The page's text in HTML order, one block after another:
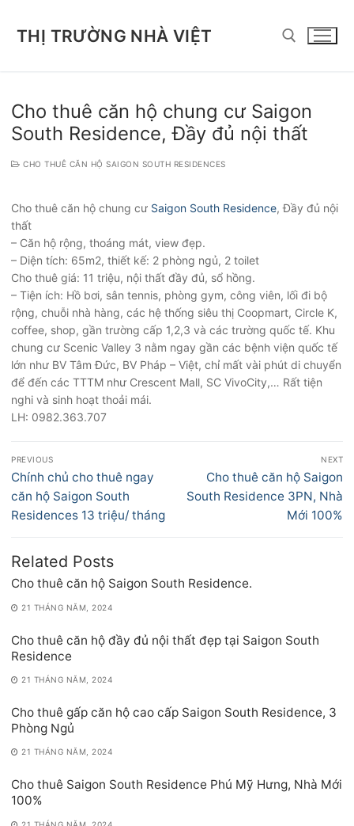
THỊ TRƯỜNG NHÀ VIỆT
Cho thuê căn hộ chung cư Saigon
South Residence, Đầy đủ nội thất
CHO THUÊ CĂN HỘ SAIGON SOUTH RESIDENCES
Cho thuê căn hộ chung cư Saigon South Residence, Đầy đủ nội
thất
– Căn hộ rộng, thoáng mát, view đẹp.
– Diện tích: 65m2, thiết kế: 2 phòng ngủ, 2 toilet
Cho thuê giá: 11 triệu, nội thất đầy đủ, sổ hồng.
– Tiện ích: Hồ bơi, sân tennis, phòng gym, công viên, lối đi bộ
rộng, chuỗi nhà hàng, các hệ thống siêu thị Coopmart, Circle K,
coffee, shop, gần trường cấp 1,2,3 và các trường quốc tế. Khu
chung cư Scenic Valley 3 nằm ngay gần các bệnh viện quốc tế
lớn như BV Tâm Đức, BV Pháp – Việt, chỉ mất vài phút di chuyển
để đến các TTTM như Crescent Mall, SC VivoCity,… Rất tiện
nghi và sinh hoạt thoải mái.
LH: 0982.363.707
Điều
hướng
bài
viết
PREVIOUS
Previous
post:
Chính chủ cho thuê ngay
căn hộ Saigon South
Residences 13 triệu/ tháng
NEXT
Next
post:
Cho thuê căn hộ Saigon
South Residence 3PN, Nhà
Mới 100%
Related Posts
Cho thuê căn hộ Saigon South Residence.
21 THÁNG NĂM, 2024
Cho thuê căn hộ đầy đủ nội thất đẹp tại Saigon South
Residence
21 THÁNG NĂM, 2024
Cho thuê gấp căn hộ cao cấp Saigon South Residence, 3
Phòng Ngủ
21 THÁNG NĂM, 2024
Cho thuê Saigon South Residence Phú Mỹ Hưng, Nhà Mới
100%
21 THÁNG NĂM, 2024